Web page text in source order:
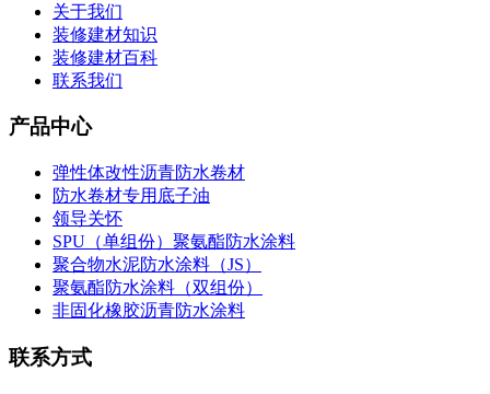
关于我们
装修建材知识
装修建材百科
联系我们
产品中心
弹性体改性沥青防水卷材
防水卷材专用底子油
领导关怀
SPU（单组份）聚氨酯防水涂料
聚合物水泥防水涂料（JS）
聚氨酯防水涂料（双组份）
非固化橡胶沥青防水涂料
联系方式